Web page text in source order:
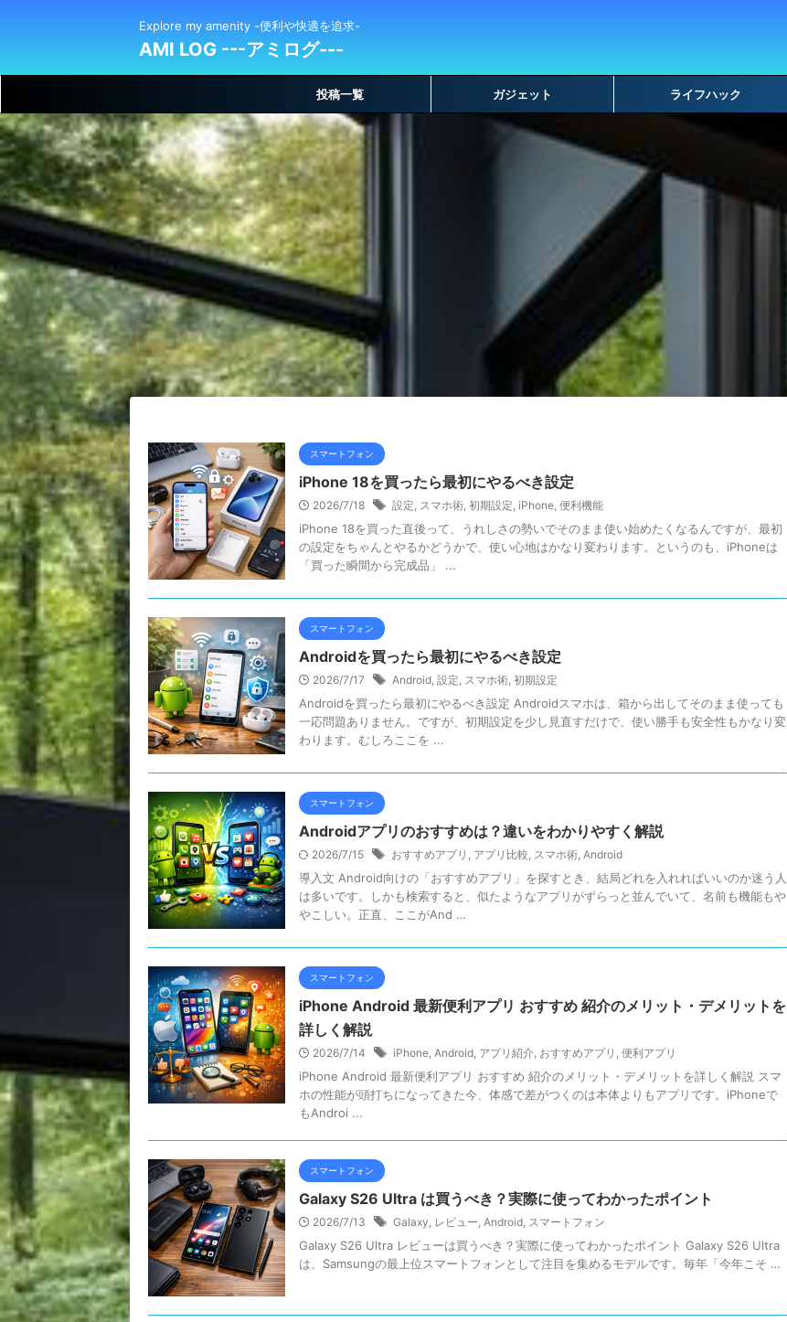
Explore my amenity -便利や快適を追求-
AMI LOG ---アミログ---
投稿一覧 ガジェット ライフハック
スマートフォン
iPhone 18を買ったら最初にやるべき設定
2026/7/18 設定, スマホ術, 初期設定, iPhone, 便利機能
iPhone 18を買った直後って、うれしさの勢いでそのまま使い始めたくなるんですが、最初
の設定をちゃんとやるかどうかで、使い心地はかなり変わります。というのも、iPhoneは
「買った瞬間から完成品」 ...
スマートフォン
Androidを買ったら最初にやるべき設定
2026/7/17 Android, 設定, スマホ術, 初期設定
Androidを買ったら最初にやるべき設定 Androidスマホは、箱から出してそのまま使っても
一応問題ありません。ですが、初期設定を少し見直すだけで、使い勝手も安全性もかなり変
わります。むしろここを ...
スマートフォン
Androidアプリのおすすめは？違いをわかりやすく解説
2026/7/15 おすすめアプリ , アプリ比較, スマホ術, Android
導入文 Android向けの「おすすめアプリ」を探すとき、結局どれを入れればいいのか迷う人
は多いです。しかも検索すると、似たようなアプリがずらっと並んでいて、名前も機能もや
やこしい。正直、ここがAnd …
スマートフォン
iPhone Android 最新便利アプリ おすすめ 紹介のメリット・デメリットを
詳しく解説
2026/7/14 iPhone, Android, アプリ紹介, おすすめアプリ , 便利アプリ
iPhone Android 最新便利アプリ おすすめ 紹介のメリット・デメリットを詳しく解説 スマ
ホの性能が頭打ちになってきた今、体感で差がつくのは本体よりもアプリです。iPhoneで
もAndroi ...
スマートフォン
Galaxy S26 Ultra は買うべき？実際に使ってわかったポイント
2026/7/13 Galaxy, レビュー, Android, スマートフォン
Galaxy S26 Ultra レビューは買うべき？実際に使ってわかったポイント Galaxy S26 Ultra
は、Samsungの最上位スマートフォンとして注目を集めるモデルです。毎年「今年こそ …